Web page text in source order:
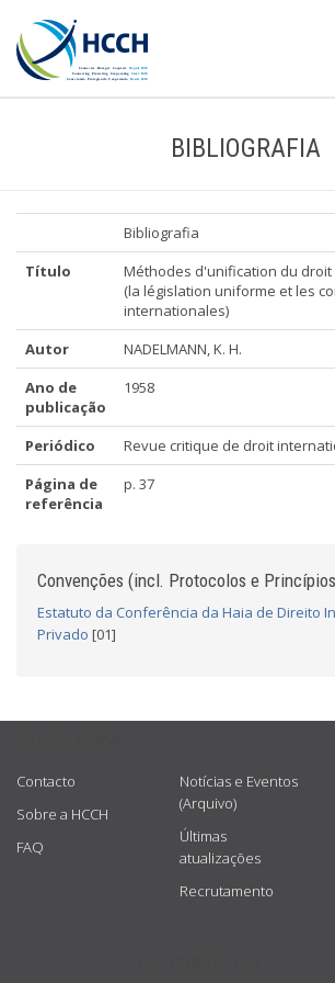
BIBLIOGRAFIA
Bibliografia
Título
Méthodes d'unification du
(la législation uniforme et les
internationales)
Autor
NADELMANN, K. H.
Ano de
publicação
1958
Periódico
Revue critique de droit
Página de
referência
p. 37
Convenções (incl. Protocolos e
Estatuto da Conferência da Haia de Direito
Privado [01]
Contacto
Sobre a HCCH
FAQ
Notícias e Eventos
(Arquivo)
Últimas
atualizações
Recrutamento